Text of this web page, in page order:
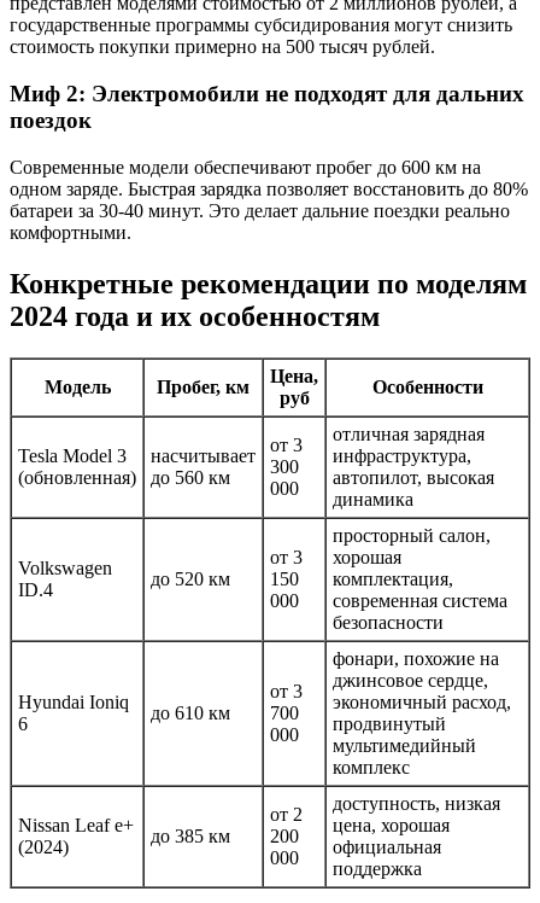
государственные программы субсидирования могут снизить
стоимость покупки примерно на 500 тысяч рублей.
Миф 2: Электромобили не подходят для дальних
поездок
Современные модели обеспечивают пробег до 600 км на
одном заряде. Быстрая зарядка позволяет восстановить до 80%
батареи за 30-40 минут. Это делает дальние поездки реально
комфортными.
Конкретные рекомендации по моделям
2024 года и их особенностям
Модель Пробег, км
Цена,
руб
Особенности
Tesla Model 3
(обновленная)
насчитывает
до 560 км
от 3
300
000
отличная зарядная
инфраструктура,
автопилот, высокая
динамика
Volkswagen
ID.4
до 520 км
от 3
150
000
просторный салон,
хорошая
комплектация,
современная система
безопасности
Hyundai Ioniq
6
до 610 км
от 3
700
000
фонари, похожие на
джинсовое сердце,
экономичный расход,
продвинутый
мультимедийный
комплекс
Nissan Leaf e+
(2024)
до 385 км
от 2
200
000
доступность, низкая
цена, хорошая
официальная
поддержка